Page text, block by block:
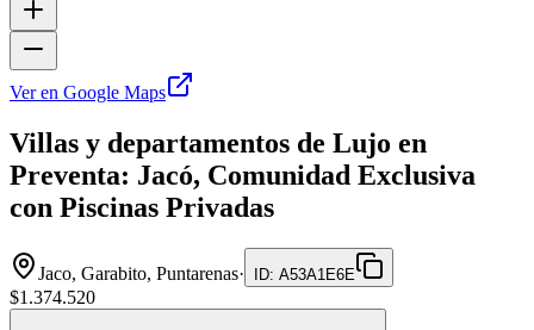
Ver en Google Maps
Villas y departamentos de Lujo en
Preventa: Jacó, Comunidad Exclusiva
con Piscinas Privadas
Jaco, Garabito, Puntarenas· ID: A53A1E6E
$1.374.520